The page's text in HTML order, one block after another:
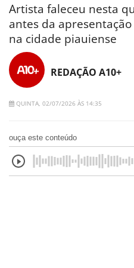
Artista faleceu nesta
antes da
na cidade piauiense
REDAÇÃO A10+
QUINTA, 02/07/2026 ÀS 14:35
ouça este conteúdo